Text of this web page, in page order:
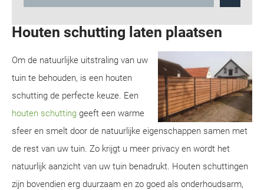
Houten schutting laten plaatsen
Om de natuurlijke uitstraling van uw
tuin te behouden, is een houten
schutting de perfecte keuze. Een
houten schutting geeft een warme
sfeer en smelt door de natuurlijke eigenschappen samen met
de rest van uw tuin. Zo krijgt u meer privacy en wordt het
natuurlijk aanzicht van uw tuin benadrukt. Houten schuttingen
zijn bovendien erg duurzaam en zo goed als onderhoudsarm,